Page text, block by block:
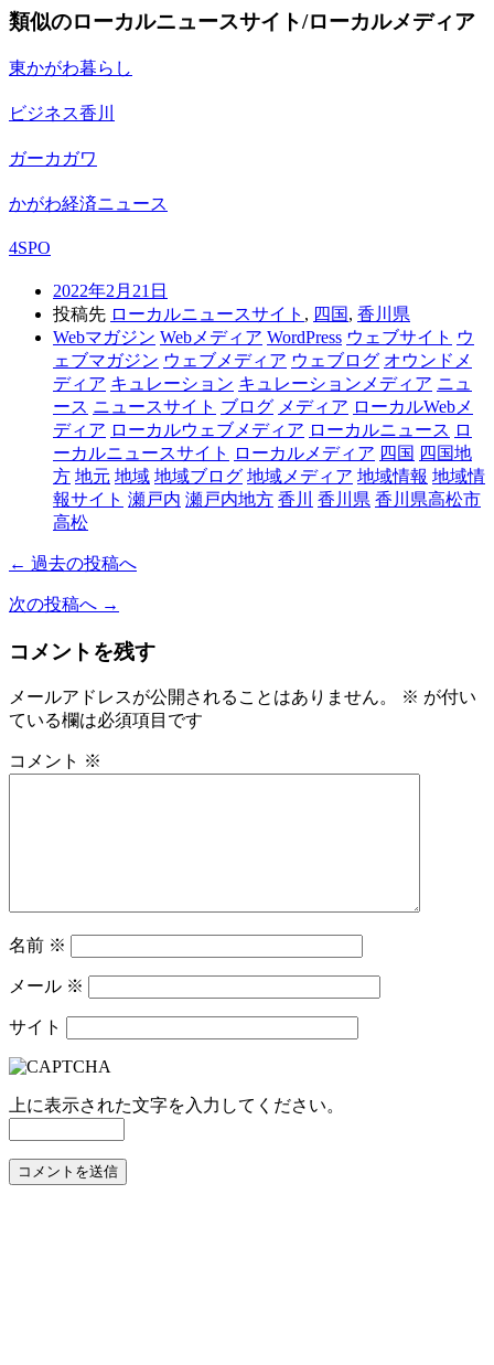
類似のローカルニュースサイト/ローカルメディア
東かがわ暮らし
ビジネス香川
ガーカガワ
かがわ経済ニュース
4SPO
2022年2月21日
投稿先 ローカルニュースサイト , 四国, 香川県
Webマガジン Webメディア WordPress ウェブサイト ウ
ェブマガジン ウェブメディア ウェブログ オウンドメ
ディア キュレーション キュレーションメディア ニュ
ース ニュースサイト ブログ メディア ローカルWebメ
ディア ローカルウェブメディア ローカルニュース ロ
ーカルニュースサイト
ローカルメディア 四国 四国地
方 地元 地域 地域ブログ 地域メディア 地域情報 地域情
報サイト 瀬戸内 瀬戸内地方 香川 香川県 香川県高松市
高松
← 過去の投稿へ
次の投稿へ →
コメントを残す
メールアドレスが公開されることはありません。 ※ が付い
ている欄は必須項目です
コメント ※
名前 ※
メール ※
サイト
上に表示された文字を入力してください。